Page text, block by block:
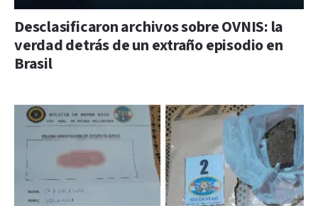
Desclasificaron archivos sobre OVNIS: la
verdad detrás de un extraño episodio en
Brasil